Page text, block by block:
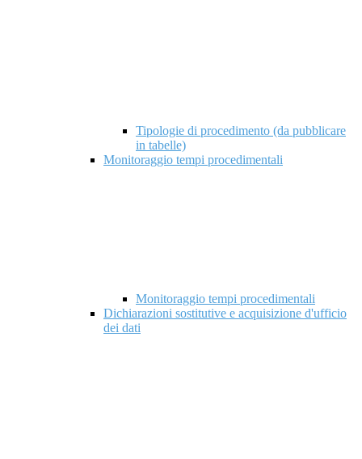
Tipologie di procedimento (da pubblicare
in tabelle)
Monitoraggio tempi procedimentali
Monitoraggio tempi procedimentali
Dichiarazioni sostitutive e acquisizione d'ufficio
dei dati